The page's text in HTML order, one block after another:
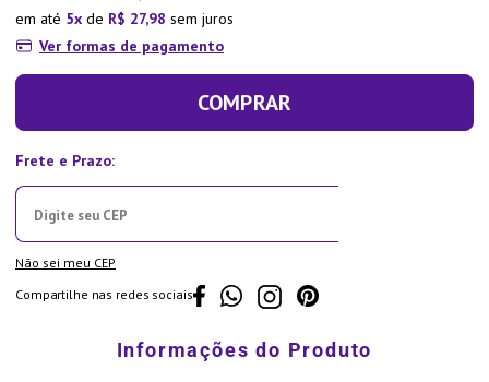
em até 5 de R$ 27,98 sem juros
Ver formas de pagamento
COMPRAR
Não sei meu CEP
Compartilhe nas redes sociais